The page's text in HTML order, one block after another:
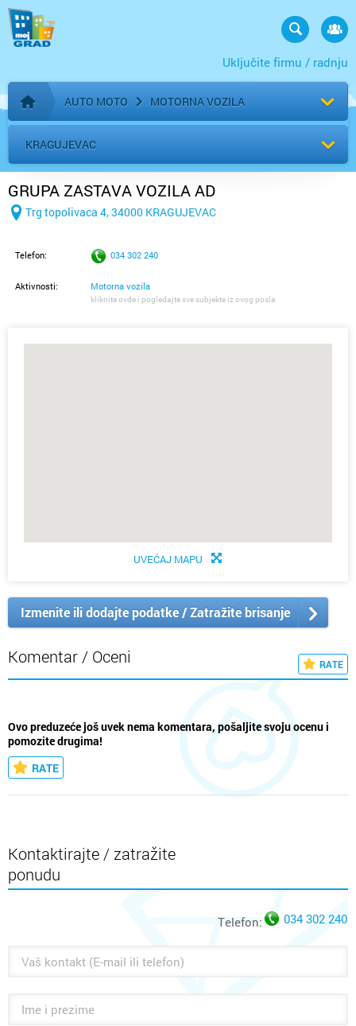
Uključite firmu / radnju
Početna stranica
AUTO MOTO MOTORNA VOZILA
KRAGUJEVAC
GRUPA ZASTAVA VOZILA AD
Trg topolivaca 4, 34000 KRAGUJEVAC
Telefon: 034 302 240
Aktivnosti: Motorna vozila
kliknite ovde i pogledajte sve subjekte iz ovog posla
UVEĆAJ MAPU
Izmenite ili dodajte podatke / Zatražite brisanje
Komentar / Oceni RATE
Ovo preduzeće još uvek nema komentara, pošaljite svoju ocenu i
pomozite drugima!
RATE
Kontaktirajte / zatražite
ponudu
Telefon: 034 302 240